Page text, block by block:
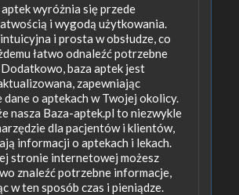
aptek wyróżnia się przede
i wygodą użytkowania.
i prosta w obsłudze, co
łatwo odnaleźć potrzebne
baza aptek jest
zapewniając
dane o aptekach w Twojej okolicy.
nasza Baza-aptek.pl to niezwykle
dla pacjentów i klientów,
informacji o aptekach i lekach.
stronie internetowej możesz
znaleźć potrzebne informacje,
w ten sposób czas i pieniądze.